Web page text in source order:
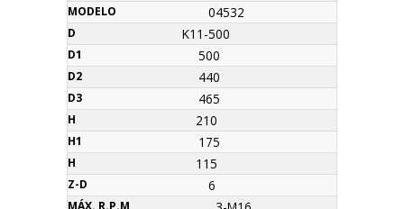
04532
K11-500
500
440
465
210
175
115
6